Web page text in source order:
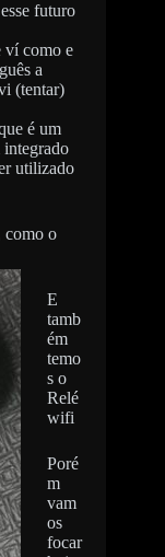
futuro
ví como e
a
(tentar)
é um
utilizado
como o
E
tamb
ém
temo
s o
Relé
wifi
Poré
m
vam
os
focar